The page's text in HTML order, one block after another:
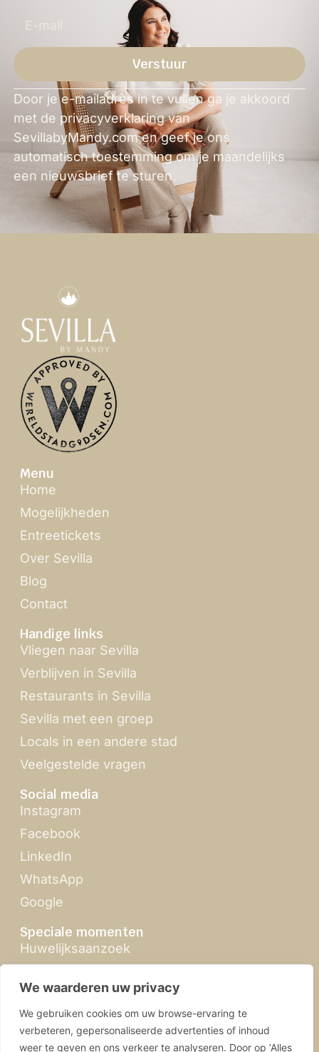
We waarderen uw privacy
We gebruiken cookies om uw browse-ervaring te
verbeteren, gepersonaliseerde advertenties of inhoud
weer te geven en ons verkeer te analyseren. Door op ‘Alles
Verstuur
Alternative:
Door je e-mailadres in te vullen ga je akkoord
met de privacyverklaring van
SevillabyMandy.com en geef je ons
automatisch toestemming om je maandelijks
een nieuwsbrief te sturen.
Menu
Home
Mogelijkheden
Entreetickets
Over Sevilla
Blog
Contact
Handige links
Vliegen naar Sevilla
Verblijven in Sevilla
Restaurants in Sevilla
Sevilla met een groep
Locals in een andere stad
Veelgestelde vragen
Social media
Instagram
Facebook
LinkedIn
WhatsApp
Google
Speciale momenten
Huwelijksaanzoek
Feria de Abril
Kerst in Sevilla